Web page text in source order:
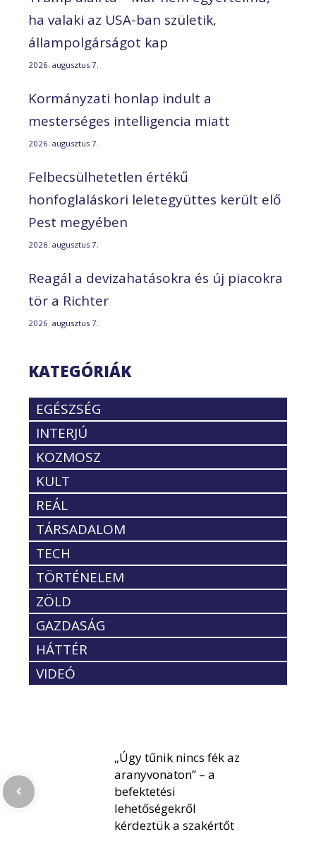
ha valaki az USA-ban születik,
állampolgárságot kap
2026. augusztus 7.
Kormányzati honlap indult a
mesterséges intelligencia miatt
2026. augusztus 7.
Felbecsülhetetlen értékű
honfoglaláskori leletegyüttes került elő
Pest megyében
2026. augusztus 7.
Reagál a devizahatásokra és új piacokra
tör a Richter
2026. augusztus 7.
KATEGÓRIÁK
EGÉSZSÉG
INTERJÚ
KOZMOSZ
KULT
REÁL
TÁRSADALOM
TECH
TÖRTÉNELEM
ZÖLD
GAZDASÁG
HÁTTÉR
VIDEÓ
„Úgy tűnik nincs fék az
aranyvonaton” – a
befektetési
lehetőségekről
kérdeztük a szakértőt